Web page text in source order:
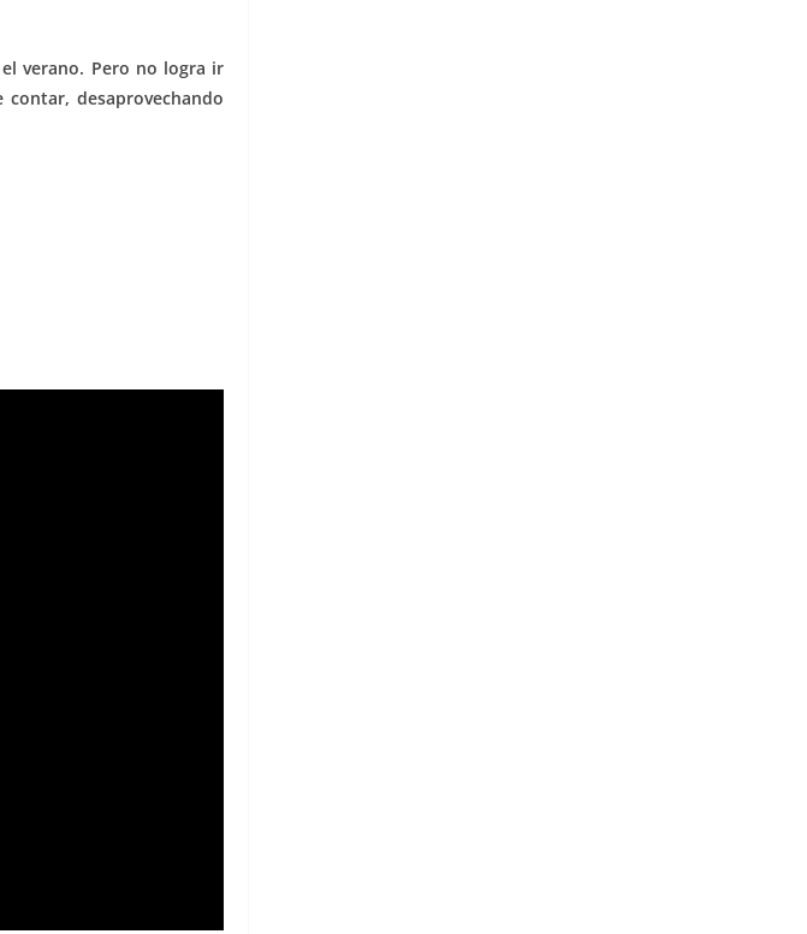
verano. Pero no logra ir
desaprovechando